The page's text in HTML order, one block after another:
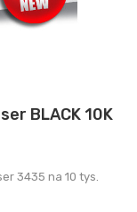
BLACK 10K
3435 na 10 tys.